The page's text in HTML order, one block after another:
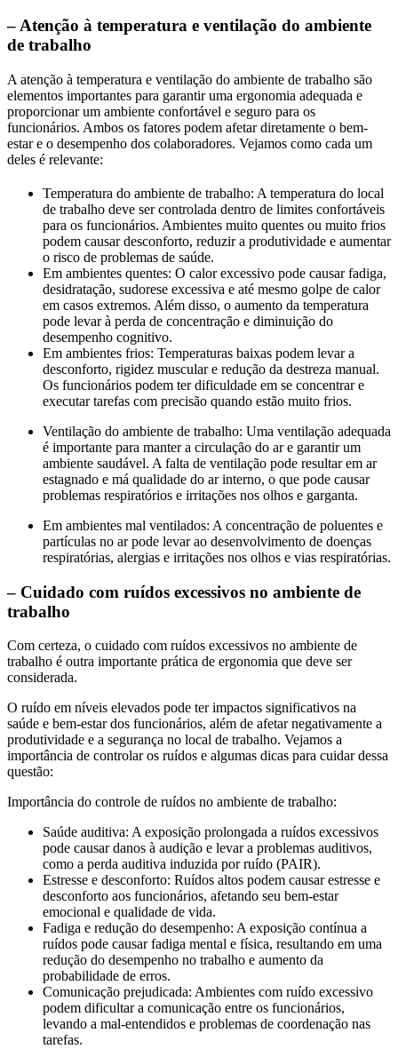
– Atenção à temperatura e ventilação do ambiente
de trabalho
A atenção à temperatura e ventilação do ambiente de trabalho são
elementos importantes para garantir uma ergonomia adequada e
proporcionar um ambiente confortável e seguro para os
funcionários. Ambos os fatores podem afetar diretamente o bem-
estar e o desempenho dos colaboradores. Vejamos como cada um
deles é relevante:
Temperatura do ambiente de trabalho: A temperatura do local
de trabalho deve ser controlada dentro de limites confortáveis
para os funcionários. Ambientes muito quentes ou muito frios
podem causar desconforto, reduzir a produtividade e aumentar
o risco de problemas de saúde.
Em ambientes quentes: O calor excessivo pode causar fadiga,
desidratação, sudorese excessiva e até mesmo golpe de calor
em casos extremos. Além disso, o aumento da temperatura
pode levar à perda de concentração e diminuição do
desempenho cognitivo.
Em ambientes frios: Temperaturas baixas podem levar a
desconforto, rigidez muscular e redução da destreza manual.
Os funcionários podem ter dificuldade em se concentrar e
executar tarefas com precisão quando estão muito frios.
Ventilação do ambiente de trabalho: Uma ventilação adequada
é importante para manter a circulação do ar e garantir um
ambiente saudável. A falta de ventilação pode resultar em ar
estagnado e má qualidade do ar interno, o que pode causar
problemas respiratórios e irritações nos olhos e garganta.
Em ambientes mal ventilados: A concentração de poluentes e
partículas no ar pode levar ao desenvolvimento de doenças
respiratórias, alergias e irritações nos olhos e vias respiratórias.
– Cuidado com ruídos excessivos no ambiente de
trabalho
Com certeza, o cuidado com ruídos excessivos no ambiente de
trabalho é outra importante prática de ergonomia que deve ser
considerada.
O ruído em níveis elevados pode ter impactos significativos na
saúde e bem-estar dos funcionários, além de afetar negativamente a
produtividade e a segurança no local de trabalho. Vejamos a
importância de controlar os ruídos e algumas dicas para cuidar dessa
questão:
Importância do controle de ruídos no ambiente de trabalho:
Saúde auditiva: A exposição prolongada a ruídos excessivos
pode causar danos à audição e levar a problemas auditivos,
como a perda auditiva induzida por ruído (PAIR).
Estresse e desconforto: Ruídos altos podem causar estresse e
desconforto aos funcionários, afetando seu bem-estar
emocional e qualidade de vida.
Fadiga e redução do desempenho: A exposição contínua a
ruídos pode causar fadiga mental e física, resultando em uma
redução do desempenho no trabalho e aumento da
probabilidade de erros.
Comunicação prejudicada: Ambientes com ruído excessivo
podem dificultar a comunicação entre os funcionários,
levando a mal-entendidos e problemas de coordenação nas
tarefas.